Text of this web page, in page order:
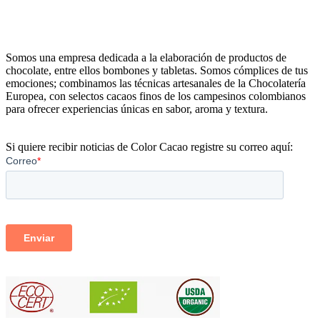
Somos una empresa dedicada a la elaboración de productos de
chocolate, entre ellos bombones y tabletas. Somos cómplices de tus
emociones; combinamos las técnicas artesanales de la Chocolatería
Europea, con selectos cacaos finos de los campesinos colombianos
para ofrecer experiencias únicas en sabor, aroma y textura.
Si quiere recibir noticias de Color Cacao registre su correo aquí: